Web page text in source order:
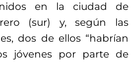
en la ciudad de
(sur) y, según las
dos de ellos “habrían
jóvenes por parte de